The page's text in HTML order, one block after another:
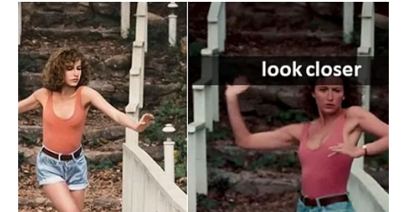
Mnogo ste jače nego što mislite.
Mnogo hrabrije nego što sebi priznajete.
I mnogo bliže sreći nego što trenutno vidite.
PRED VAMA JE POGLAVLJE
PUNO SVJETLOSTI